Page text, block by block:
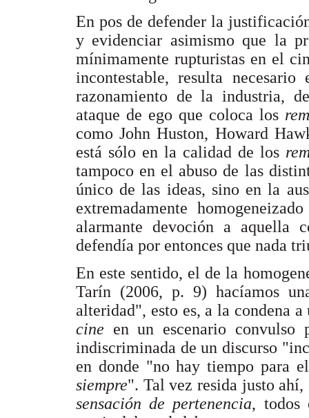
En pos de defender la
y evidenciar asimismo que la
mínimamente rupturistas en el
incontestable, resulta
razonamiento de la industria,
ataque de ego que coloca los
como John Huston, Howard
está sólo en la calidad de los
tampoco en el abuso de las
único de las ideas, sino en la
extremadamente
alarmante devoción a aquella
defendía por entonces que nada
En este sentido, el de la
Tarín (2006, p. 9) hacíamos
alteridad", esto es, a la condena
cine en un escenario convulso
indiscriminada de un discurso
en donde "no hay tiempo para
siempre". Tal vez resida justo
sensación de pertenencia, todos